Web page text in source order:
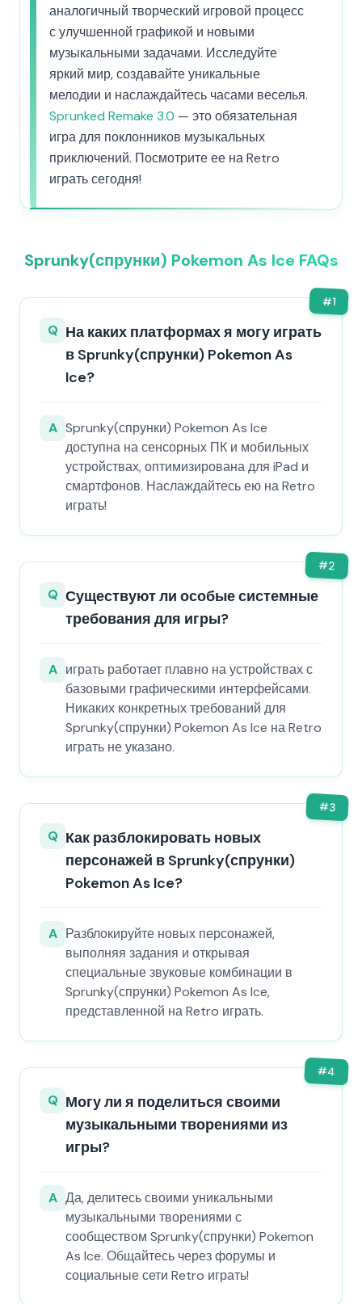
аналогичный творческий игровой процесс
с улучшенной графикой и новыми
музыкальными задачами. Исследуйте
яркий мир, создавайте уникальные
мелодии и наслаждайтесь часами веселья.
Sprunked Remake 3.0 — это обязательная
игра для поклонников музыкальных
приключений. Посмотрите ее на Retro
играть сегодня!
Sprunky(спрунки) Pokemon As Ice FAQs
#1
Q На каких платформах я могу играть
в Sprunky(спрунки) Pokemon As
Ice?
A Sprunky(спрунки) Pokemon As Ice
доступна на сенсорных ПК и мобильных
устройствах, оптимизирована для iPad и
смартфонов. Наслаждайтесь ею на Retro
играть!
#2
Q Существуют ли особые системные
требования для игры?
A играть работает плавно на устройствах с
базовыми графическими интерфейсами.
Никаких конкретных требований для
Sprunky(спрунки) Pokemon As Ice на Retro
играть не указано.
#3
Q Как разблокировать новых
персонажей в Sprunky(спрунки)
Pokemon As Ice?
A Разблокируйте новых персонажей,
выполняя задания и открывая
специальные звуковые комбинации в
Sprunky(спрунки) Pokemon As Ice,
представленной на Retro играть.
#4
Q Могу ли я поделиться своими
музыкальными творениями из
игры?
A Да, делитесь своими уникальными
музыкальными творениями с
сообществом Sprunky(спрунки) Pokemon
As Ice. Общайтесь через форумы и
социальные сети Retro играть!